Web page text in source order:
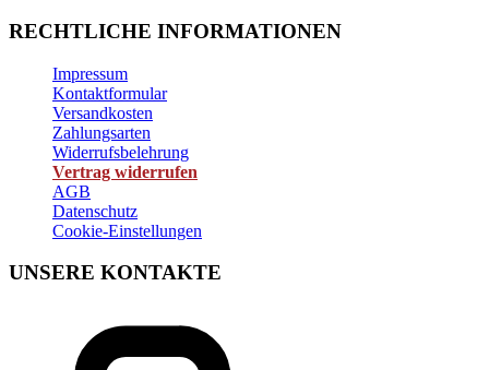
RECHTLICHE INFORMATIONEN
Impressum
Kontaktformular
Versandkosten
Zahlungsarten
Widerrufsbelehrung
Vertrag widerrufen
AGB
Datenschutz
Cookie-Einstellungen
UNSERE KONTAKTE